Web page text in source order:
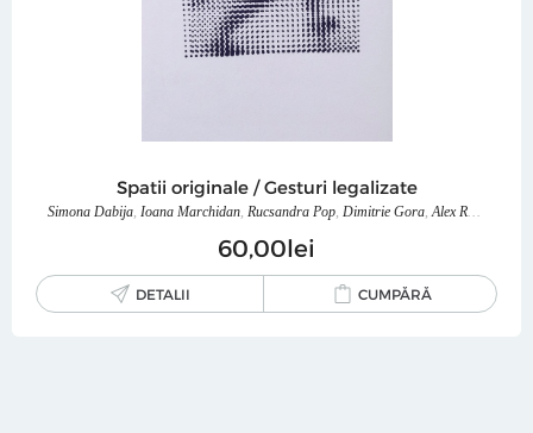
Spatii originale / Gesturi legalizate
Simona Dabija, Ioana Marchidan, Rucsandra Pop, Dimitrie Gora,Alex Radu
60 00lei
DETALII CUMPĂRĂ